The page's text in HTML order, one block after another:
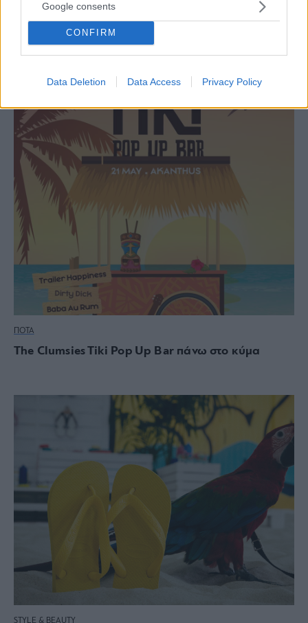
Google consents
CONFIRM
Data Deletion Data Access Privacy Policy
Τι μαγειρεύει ο ανερχόμενος σεφ Δήμος
ΠΟΤΑ
The Clumsies Tiki Pop Up Bar πάνω στο κύμα
STYLE & BEAUTY